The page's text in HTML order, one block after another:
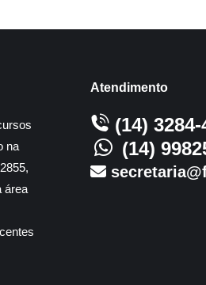
na
área
Atendimento
(14) 3284-
(14)